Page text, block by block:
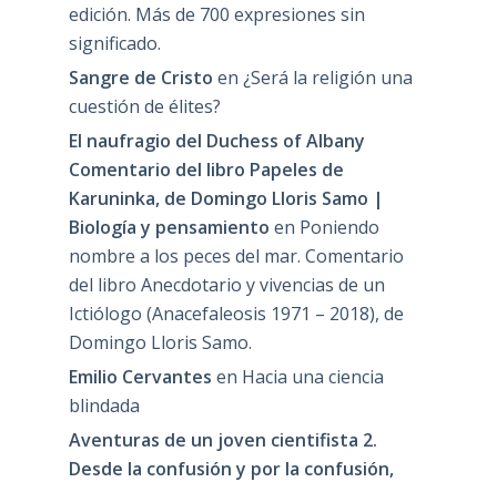
edición. Más de 700 expresiones sin
significado.
Sangre de Cristo en ¿Será la religión una
cuestión de élites?
El naufragio del Duchess of Albany
Comentario del libro Papeles de
Karuninka, de Domingo Lloris Samo |
Biología y pensamiento en Poniendo
nombre a los peces del mar. Comentario
del libro Anecdotario y vivencias de un
Ictiólogo (Anacefaleosis 1971 – 2018), de
Domingo Lloris Samo.
Emilio Cervantes en Hacia una ciencia
blindada
Aventuras de un joven cientifista 2.
Desde la confusión y por la confusión,